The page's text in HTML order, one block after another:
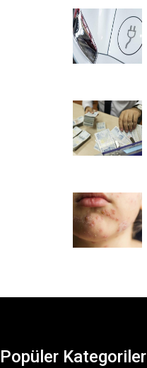
Popüler Kategoriler